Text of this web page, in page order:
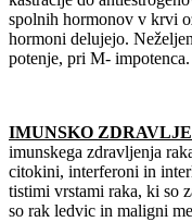
spolnih hormonov v krvi
hormoni delujejo.
potenje, pri M- impotenca.
IMUNSKO
imunskega zdravljenja
citokini, interferoni in
tistimi vrstami raka, ki so
so rak ledvic in maligni